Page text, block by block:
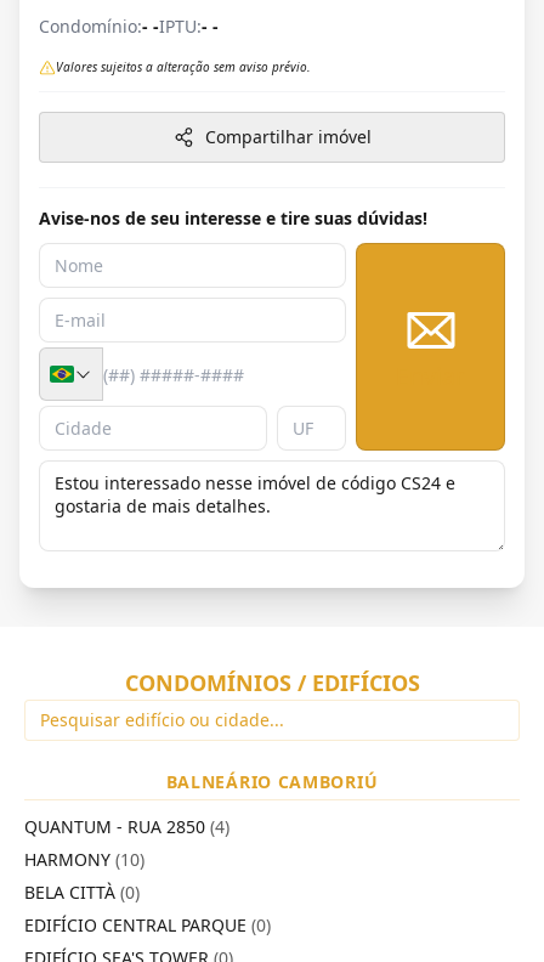
Condomínio:- -IPTU:- -
Valores sujeitos a alteração sem aviso prévio.
Compartilhar imóvel
Avise-nos de seu interesse e tire suas dúvidas!
CONDOMÍNIOS / EDIFÍCIOS
BALNEÁRIO CAMBORIÚ
QUANTUM - RUA 2850 (4)
HARMONY (10)
BELA CITTÀ (0)
EDIFÍCIO CENTRAL PARQUE (0)